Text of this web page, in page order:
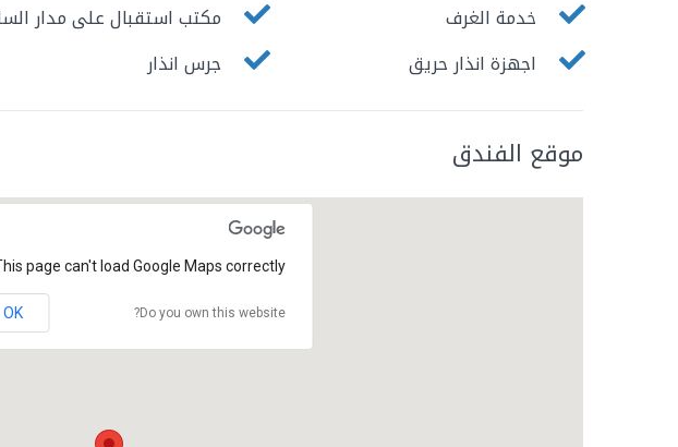
خدمة الغرف
مكتب استقبال على مدار
اجهزة انذار حريق
جرس انذار
موقع الفندق
page can't load Google Maps correctly.
Do you own this website?
OK